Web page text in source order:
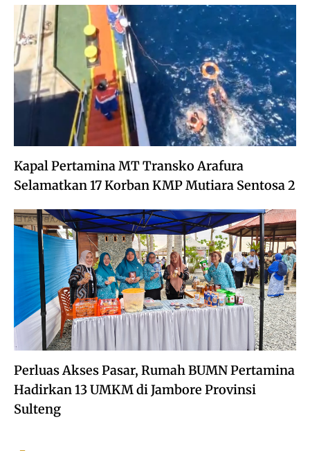
Kapal Pertamina MT Transko Arafura
Selamatkan 17 Korban KMP Mutiara Sentosa 2
Perluas Akses Pasar, Rumah BUMN Pertamina
Hadirkan 13 UMKM di Jambore Provinsi
Sulteng